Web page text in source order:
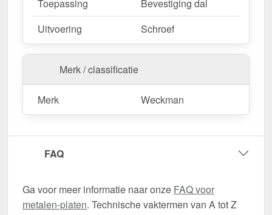
Toepassing
Bevestiging dal
Uitvoering
Schroef
Merk / classificatie
Merk Weckman
FAQ
Ga voor meer informatie naar onze FAQ voor
metalen-platen. Technische vaktermen van A tot Z